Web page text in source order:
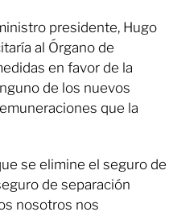
presidente, Hugo
al Órgano de
en favor de la
de los nuevos
que la
se elimine el seguro de
de separación
nosotros nos